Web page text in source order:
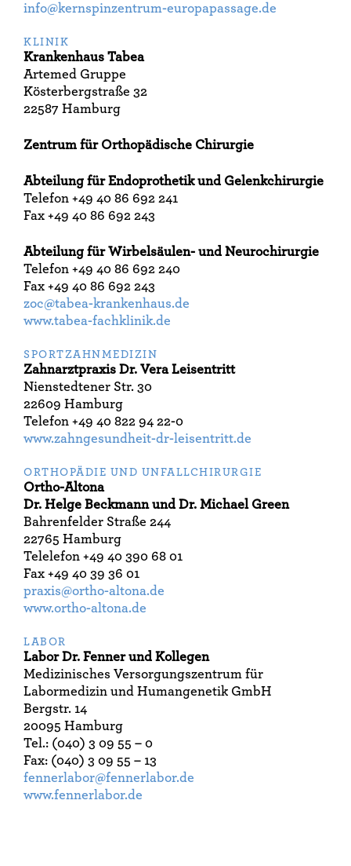
info@kernspinzentrum-europapassage.de
KLINIK
Krankenhaus Tabea
Artemed Gruppe
Kösterbergstraße 32
22587 Hamburg
Zentrum für Orthopädische Chirurgie
Abteilung für Endoprothetik und Gelenkchirurgie
Telefon +49 40 86 692 241
Fax +49 40 86 692 243
Abteilung für Wirbelsäulen- und Neurochirurgie
Telefon +49 40 86 692 240
Fax +49 40 86 692 243
zoc@tabea-krankenhaus.de
www.tabea-fachklinik.de
SPORTZAHNMEDIZIN
Zahnarztpraxis Dr. Vera Leisentritt
Nienstedtener Str. 30
22609 Hamburg
Telefon +49 40 822 94 22-0
www.zahngesundheit-dr-leisentritt.de
ORTHOPÄDIE UND UNFALLCHIRURGIE
Ortho-Altona
Dr. Helge Beckmann und Dr. Michael Green
Bahrenfelder Straße 244
22765 Hamburg
Telelefon +49 40 390 68 01
Fax +49 40 39 36 01
praxis@ortho-altona.de
www.ortho-altona.de
LABOR
Labor Dr. Fenner und Kollegen
Medizinisches Versorgungszentrum für
Labormedizin und Humangenetik GmbH
Bergstr. 14
20095 Hamburg
Tel.: (040) 3 09 55 – 0
Fax: (040) 3 09 55 – 13
fennerlabor@fennerlabor.de
www.fennerlabor.de